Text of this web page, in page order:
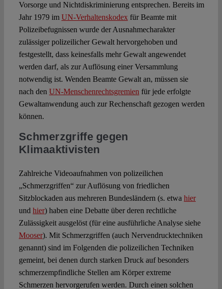
Vorsorge und Nichtdiskriminierung entsprechen. Bereits im
Jahr 1979 im UN-Verhaltenskodex für Beamte mit
Polizeibefugnissen wurde der Ausnahmecharakter
zulässiger polizeilicher Gewalt hervorgehoben und
festgestellt, dass keinesfalls mehr Gewalt angewendet
werden darf, als zur Auflösung einer Versammlung
notwendig ist. Wenden Beamte Gewalt an, müssen sie
nach den UN-Menschenrechtsgremien für jede erfolgte
Gewaltanwendung auch zur Rechenschaft gezogen werden
können.
Schmerzgriffe gegen
Klimaaktivisten
Zahlreiche Videoaufnahmen von polizeilichen
„Schmerzgriffen“ zur Auflösung von friedlichen
Sitzblockaden aus mehreren Bundesländern (s. etwa hier
und hier) haben eine Debatte über deren rechtliche
Zulässigkeit ausgelöst (für eine ausführliche Analyse siehe
Mooser). Mit Schmerzgriffen (auch Nervendrucktechniken
genannt) sind im Folgenden die polizeilichen Techniken
gemeint, bei denen durch starken Druck auf besonders
schmerzempfindliche Stellen am Körper extreme
Schmerzen hervorgerufen werden. Durch einen solchen